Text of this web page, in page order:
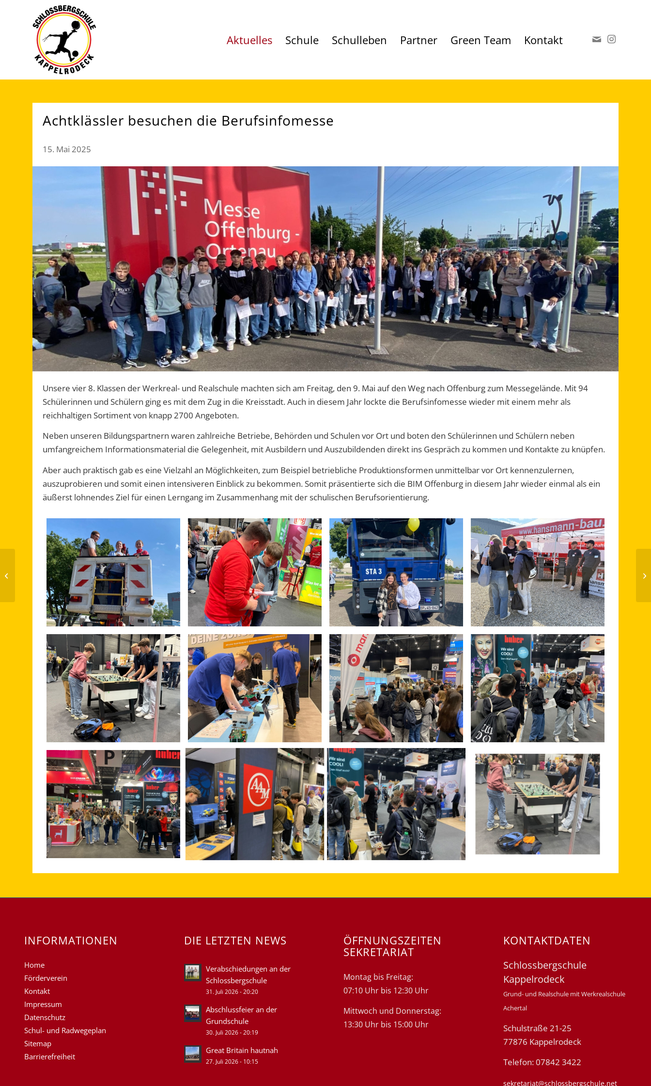
Aktuelles Schule Schulleben Partner Green Team Kontakt
Achtklässler besuchen die Berufsinfomesse
15. Mai 2025
Unsere vier 8. Klassen der Werkreal- und Realschule machten sich am Freitag, den 9. Mai auf den Weg nach Offenburg zum Messegelände. Mit 94
Schülerinnen und Schülern ging es mit dem Zug in die Kreisstadt. Auch in diesem Jahr lockte die Berufsinfomesse wieder mit einem mehr als
reichhaltigen Sortiment von knapp 2700 Angeboten.
Neben unseren Bildungspartnern waren zahlreiche Betriebe, Behörden und Schulen vor Ort und boten den Schülerinnen und Schülern neben
umfangreichem Informationsmaterial die Gelegenheit, mit Ausbildern und Auszubildenden direkt ins Gespräch zu kommen und Kontakte zu knüpfen.
Aber auch praktisch gab es eine Vielzahl an Möglichkeiten, zum Beispiel betriebliche Produktionsformen unmittelbar vor Ort kennenzulernen,
auszuprobieren und somit einen intensiveren Einblick zu bekommen. Somit präsentierte sich die BIM Offenburg in diesem Jahr wieder einmal als ein
äußerst lohnendes Ziel für einen Lerngang im Zusammenhang mit der schulischen Berufsorientierung.
INFORMATIONEN
Home
Förderverein
Kontakt
Impressum
Datenschutz
Schul- und Radwegeplan
Sitemap
Barrierefreiheit
DIE LETZTEN NEWS
Verabschiedungen an der
Schlossbergschule
31. Juli 2026 - 20:20
Abschlussfeier an der
Grundschule
30. Juli 2026 - 20:19
Great Britain hautnah
27. Juli 2026 - 10:15
ÖFFNUNGSZEITEN
SEKRETARIAT
Montag bis Freitag:
07:10 Uhr bis 12:30 Uhr
Mittwoch und Donnerstag:
13:30 Uhr bis 15:00 Uhr
KONTAKTDATEN
Schlossbergschule
Kappelrodeck
Grund- und Realschule mit Werkrealschule
Achertal
Schulstraße 21-25
77876 Kappelrodeck
Telefon: 07842 3422
sekretariat@schlossbergschule.net
Deutsch-französischer
Begegnungstag mit der
Rosheimer
Partnerschule